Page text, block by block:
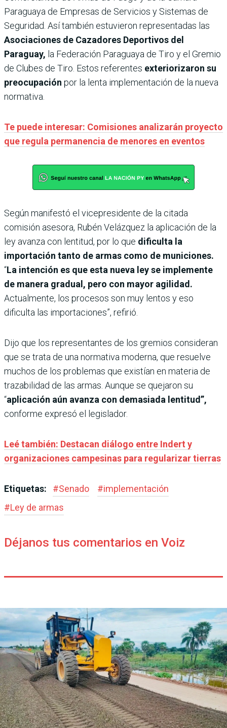
Paraguaya de Empresas de Servicios y Sistemas de
Seguridad. Así también estuvieron representadas las
Asociaciones de Cazadores Deportivos del
Paraguay, la Federación Paraguaya de Tiro y el Gremio
de Clubes de Tiro. Estos referentes exteriorizaron su
preocupación por la lenta implementación de la nueva
normativa.
Te puede interesar: Comisiones analizarán proyecto
que regula permanencia de menores en eventos
Según manifestó el vicepresidente de la citada
comisión asesora, Rubén Velázquez la aplicación de la
ley avanza con lentitud, por lo que dificulta la
importación tanto de armas como de municiones.
“La intención es que esta nueva ley se implemente
de manera gradual, pero con mayor agilidad.
Actualmente, los procesos son muy lentos y eso
dificulta las importaciones”, refirió.
Dijo que los representantes de los gremios consideran
que se trata de una normativa moderna, que resuelve
muchos de los problemas que existían en materia de
trazabilidad de las armas. Aunque se quejaron su
“aplicación aún avanza con demasiada lentitud”,
conforme expresó el legislador.
Leé también: Destacan diálogo entre Indert y
organizaciones campesinas para regularizar tierras
Etiquetas: #Senado #implementación
#Ley de armas
Déjanos tus comentarios en Voiz